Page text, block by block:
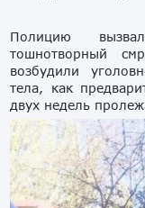
Полицию
тошнотворный
возбудили
тела, как
двух недель